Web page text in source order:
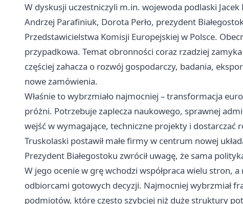
W dyskusji uczestniczyli m.in. wojewoda podlaski
Andrzej Parafiniuk, Dorota Perło, prezydent
Przedstawicielstwa Komisji Europejskiej w Polsce.
przypadkowa. Temat obronności coraz rzadziej
częściej zahacza o rozwój gospodarczy, badania,
nowe zamówienia.
Właśnie to wybrzmiało najmocniej – transformacja
próżni. Potrzebuje zaplecza naukowego, sprawnej
wejść w wymagające, techniczne projekty i dostarczać
Truskolaski postawił małe firmy w centrum nowej
Prezydent Białegostoku zwrócił uwagę, że sama
W jego ocenie w grę wchodzi współpraca wielu stron,
odbiorcami gotowych decyzji. Najmocniej wybrzmiał
podmiotów, które często szybciej niż duże struktury